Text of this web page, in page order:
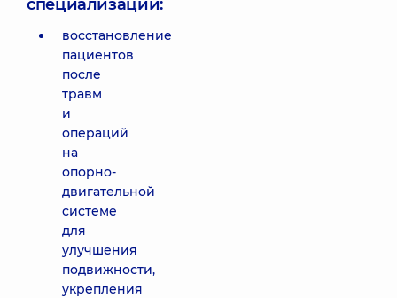
специализации:
восстановление
пациентов
после
травм
и
операций
на
опорно-
двигательной
системе
для
улучшения
подвижности,
укрепления